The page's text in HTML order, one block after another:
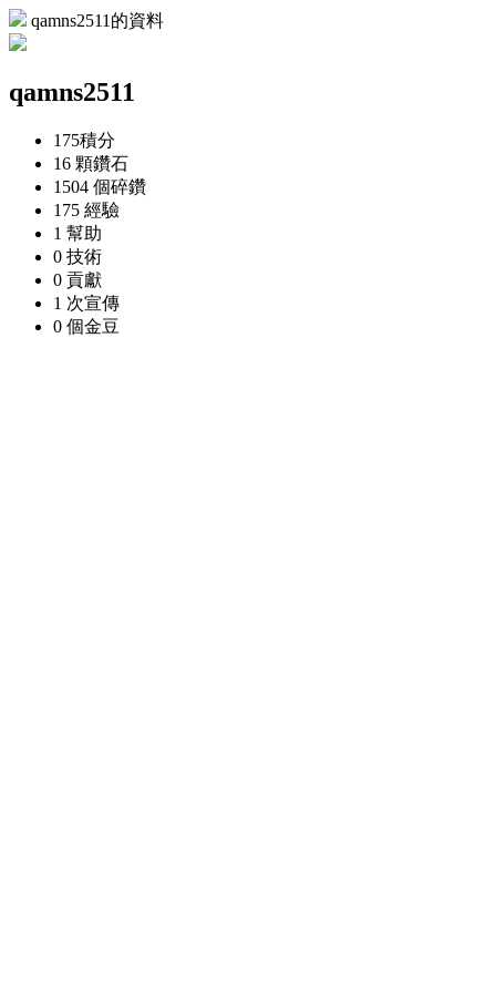
qamns2511的資料
qamns2511
175積分
16 顆鑽石
1504 個碎鑽
175 經驗
1 幫助
0 技術
0 貢獻
1 次宣傳
0 個金豆